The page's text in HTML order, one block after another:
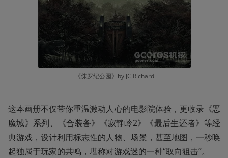
《侏罗纪公园》by JC Richard
这本画册不仅带你重温激动人心的电影院体验，更收录《恶
魔城》系列、《合装备》《寂静岭2》《最后生还者》等经
典游戏，设计利用标志性的人物、场景，甚至地图，一秒唤
起独属于玩家的共鸣，堪称对游戏迷的一种“取向狙击”。